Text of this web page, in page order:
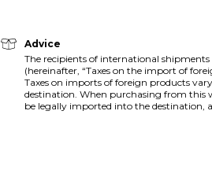
Advice
The recipients of international
(hereinafter, “Taxes on the import of
Taxes on imports of foreign products
destination. When purchasing from this
be legally imported into the destination,